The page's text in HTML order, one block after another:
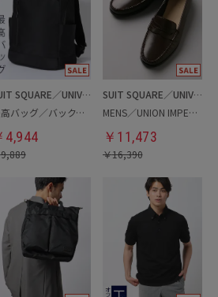
SUIT SQUARE／UNIVERSAL LANGUAGE
最高バッグ／バックパック
4,944
9,889
SUIT SQUARE／UNIVERSAL LANGUAGE
MENS／UNION IMPERIAL監修／コインローファー
￥ 11,473
￥16,390